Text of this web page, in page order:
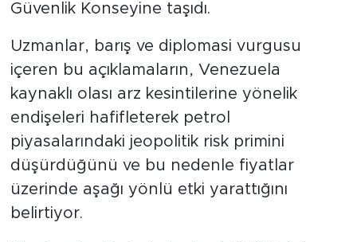
Güvenlik Konseyine taşıdı.
Uzmanlar, barış ve diplomasi vurgusu
içeren bu açıklamaların, Venezuela
kaynaklı olası arz kesintilerine yönelik
endişeleri hafifleterek petrol
piyasalarındaki jeopolitik risk primini
düşürdüğünü ve bu nedenle fiyatlar
üzerinde aşağı yönlü etki yarattığını
belirtiyor.